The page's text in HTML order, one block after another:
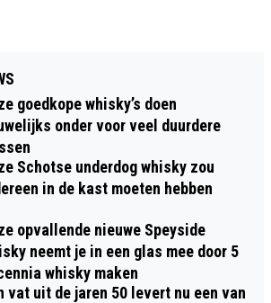
goedkope whisky’s doen
onder voor veel duurdere
Schotse underdog whisky zou
in de kast moeten hebben
opvallende nieuwe Speyside
neemt je in een glas mee door 5
whisky maken
vat uit de jaren 50 levert nu een van